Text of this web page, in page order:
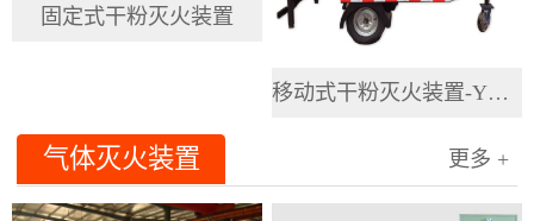
固定式干粉灭火装置
移动式干粉灭火装置-YGFZ系列
气体灭火装置 更多 +